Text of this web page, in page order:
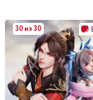
30 из 30